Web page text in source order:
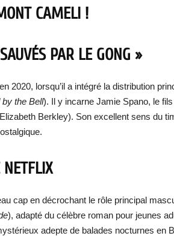
CAMELI !
PAR LE GONG »
2020, lorsqu’il a intégré la distribution
by the Bell). Il y incarne Jamie Spano, le
Berkley). Son excellent sens du
cap en décrochant le rôle principal
), adapté du célèbre roman pour jeunes
adepte de balades nocturnes en